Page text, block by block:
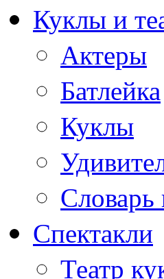
Куклы и
Актеры
Батлейка
Куклы
Словарь
Спектакли
Театр